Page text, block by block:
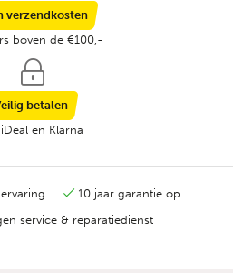
verzendkosten
boven de €100,-
betalen
en Klarna
10 jaar garantie op
service & reparatiedienst